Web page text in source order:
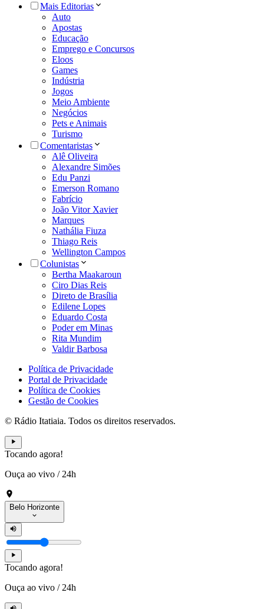
Mais Editorias
Auto
Apostas
Educação
Emprego e Concursos
Eloos
Games
Indústria
Jogos
Meio Ambiente
Negócios
Pets e Animais
Turismo
Comentaristas
Alê Oliveira
Alexandre Simões
Edu Panzi
Emerson Romano
Fabrício
João Vitor Xavier
Marques
Nathália Fiuza
Thiago Reis
Wellington Campos
Colunistas
Bertha Maakaroun
Ciro Dias Reis
Direto de Brasília
Edilene Lopes
Eduardo Costa
Poder em Minas
Rita Mundim
Valdir Barbosa
Política de Privacidade
Portal de Privacidade
Política de Cookies
Gestão de Cookies
© Rádio Itatiaia. Todos os direitos reservados.
Tocando agora!
Ouça ao vivo / 24h
Belo Horizonte
Tocando agora!
Ouça ao vivo / 24h